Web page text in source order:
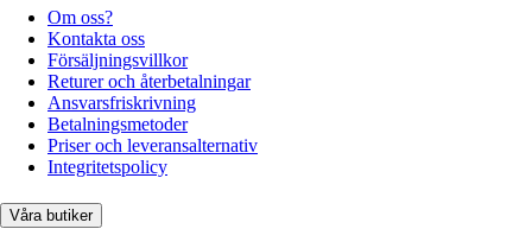
Om oss?
Kontakta oss
Försäljningsvillkor
Returer och återbetalningar
Ansvarsfriskrivning
Betalningsmetoder
Priser och leveransalternativ
Integritetspolicy
Våra butiker